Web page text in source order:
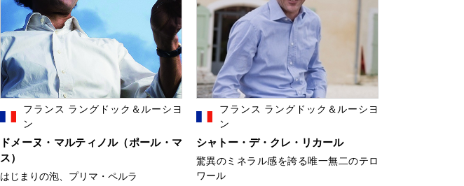
フランス ラングドック＆ルーシヨ
ン
ドメーヌ・マルティノル（ポール・マ
ス）
はじまりの泡、プリマ・ペルラ
フランス ラングドック＆ルーシヨ
ン
シャトー・デ・クレ・リカール
驚異のミネラル感を誇る唯一無二のテロ
ワール